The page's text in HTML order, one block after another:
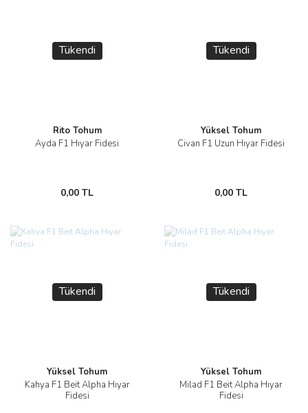
Tükendi
Rito Tohum
Ayda F1 Hıyar Fidesi
0,00 TL
Tükendi
Yüksel Tohum
Civan F1 Uzun Hıyar Fidesi
0,00 TL
Tükendi
Yüksel Tohum
Kahya F1 Beit Alpha Hıyar
Fidesi
Tükendi
Yüksel Tohum
Milad F1 Beit Alpha Hıyar
Fidesi